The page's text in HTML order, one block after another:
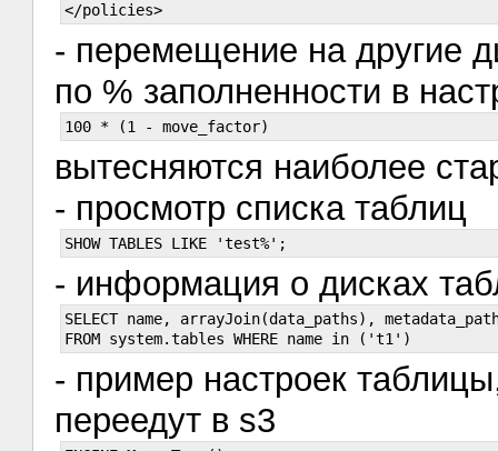
- перемещение на другие
по % заполненности в
вытесняются наиболее
- просмотр списка таблиц
- информация о дисках
SELECT name, arrayJoin(data_paths),
- пример настроек
переедут в s3